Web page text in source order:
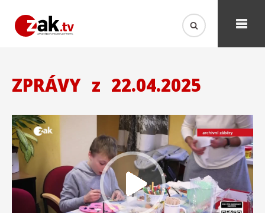
ZPRÁVY z 22.04.2025